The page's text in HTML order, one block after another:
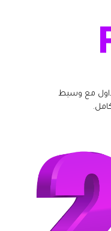
مع وسيط